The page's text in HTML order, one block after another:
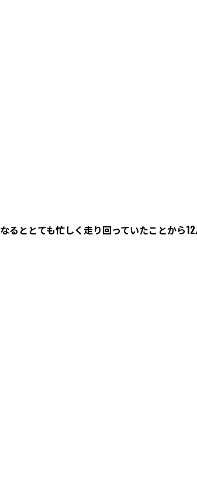
るととても忙しく走り回っていたことから12